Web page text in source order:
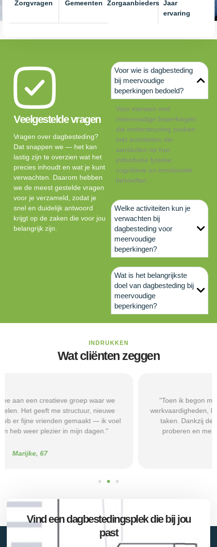
Zorgvragen Gemeenten Zorgaanbieders Jaar
ervaring
Veelgestelde vragen
Vragen over dagbesteding?
Dat snappen we — het kan
lastig zijn te overzien wat het
precies inhoudt en wat je kunt
verwachten. Daarom hebben
we de meest gestelde vragen
voor je verzameld, zodat je
snel en duidelijk antwoord
krijgt op de zaken die voor jou
belangrijk zijn.
Voor wie is dagbesteding
bij meervoudige
beperkingen bedoeld?
Voor mensen met
meervoudige beperkingen
die ondersteuning zoeken
met activiteiten die
aansluiten op hun
individuele fysieke,
cognitieve en emotionele
behoeften.
Welke activiteiten kun je
verwachten bij
dagbesteding voor
meervoudige
beperkingen?
Wat is het belangrijkste
doel van dagbesteding bij
meervoudige
beperkingen?
INDRUKKEN
Wat cliënten zeggen
"Toen ik begon met een dagbestedingsplek gericht op
werkvaardigheden, leerde ik omgaan met routines en kleine
taken. Dankzij de begeleiding durf ik nu sollicitaties te
proberen en merk ik dat mijn zelfvertrouwen groeit."
Vind een dagbestedingsplek die bij jou
past